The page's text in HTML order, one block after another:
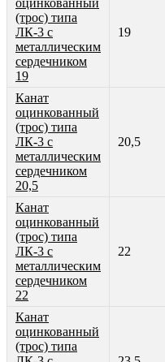
(трос) типа
ЛК-3 с
металлическим
сердечником
19
19
Канат
оцинкованный
(трос) типа
ЛК-3 с
металлическим
сердечником
20,5
20,5
Канат
оцинкованный
(трос) типа
ЛК-3 с
металлическим
сердечником
22
22
Канат
оцинкованный
(трос) типа